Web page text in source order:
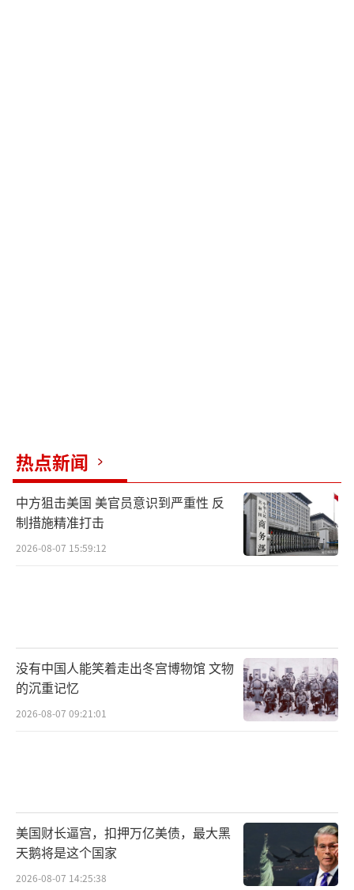
热点新闻
中方狙击美国 美官员意识到严重性 反
制措施精准打击
2026-08-07 15:59:12
没有中国人能笑着走出冬宫博物馆 文物
的沉重记忆
2026-08-07 09:21:01
美国财长逼宫，扣押万亿美债，最大黑
天鹅将是这个国家
2026-08-07 14:25:38